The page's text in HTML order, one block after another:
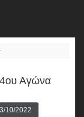
Αγώνα
10/2022